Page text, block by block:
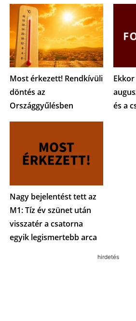
Most érkezett! Rendkívüli
döntés az
Országgyűlésben
és a
Nagy bejelentést tett az
M1: Tíz év szünet után
visszatér a csatorna
egyik legismertebb arca
hirdetés